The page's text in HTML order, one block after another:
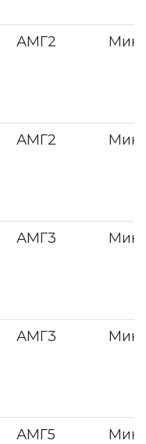
АМГ2
АМГ2
АМГ3
АМГ3
АМГ5